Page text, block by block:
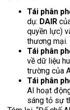
Tái phân
dụ: DAIR
quyền lực)
thương mại.
Tái phân
về dữ liệu
trường của
Tái phân
AI hoạt
sáng tỏ sự